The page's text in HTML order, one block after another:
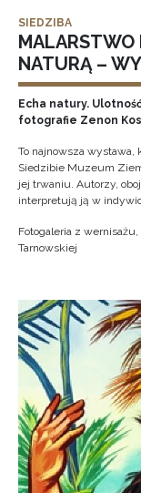
SIEDZIBA
MALARSTWO
NATURĄ –
Echa natury.
fotografie Zenon
To najnowsza wystawa,
Siedzibie Muzeum
jej trwaniu. Autorzy,
interpretują ją w
Fotogaleria z
Tarnowskiej